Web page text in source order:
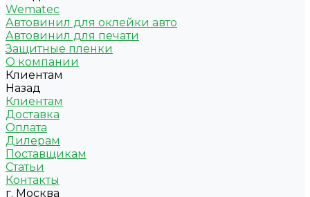
Wematec
Автовинил для оклейки авто
Автовинил для печати
Защитные пленки
О компании
Клиентам
Назад
Клиентам
Доставка
Оплата
Дилерам
Поставщикам
Статьи
Контакты
г. Москва